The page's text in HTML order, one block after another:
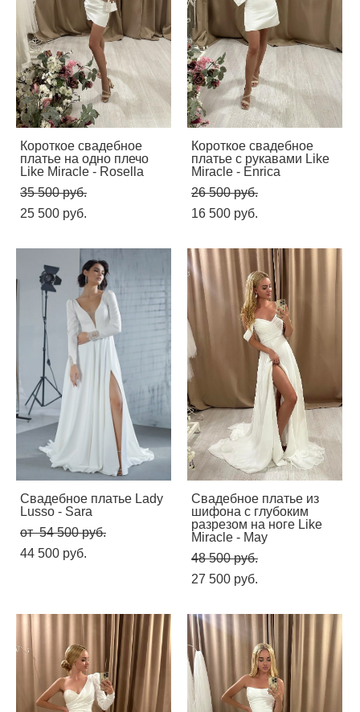
Короткое свадебное
платье на одно плечо
Like Miracle - Rosella
35 500 pуб.
25 500 pуб.
Короткое свадебное
платье с рукавами Like
Miracle - Enrica
26 500 pуб.
16 500 pуб.
Свадебное платье Lady
Lusso - Sara
от 54 500 pуб.
44 500 pуб.
Свадебное платье из
шифона с глубоким
разрезом на ноге Like
Miracle - May
48 500 pуб.
27 500 pуб.